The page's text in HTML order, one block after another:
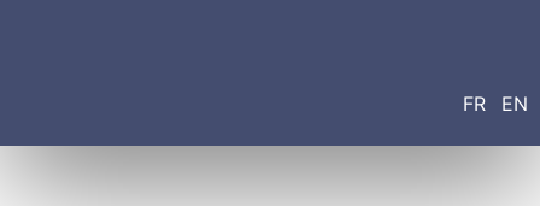
FR EN